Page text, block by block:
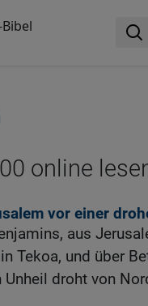
online
vor einer
aus
Tekoa, und über
droht von